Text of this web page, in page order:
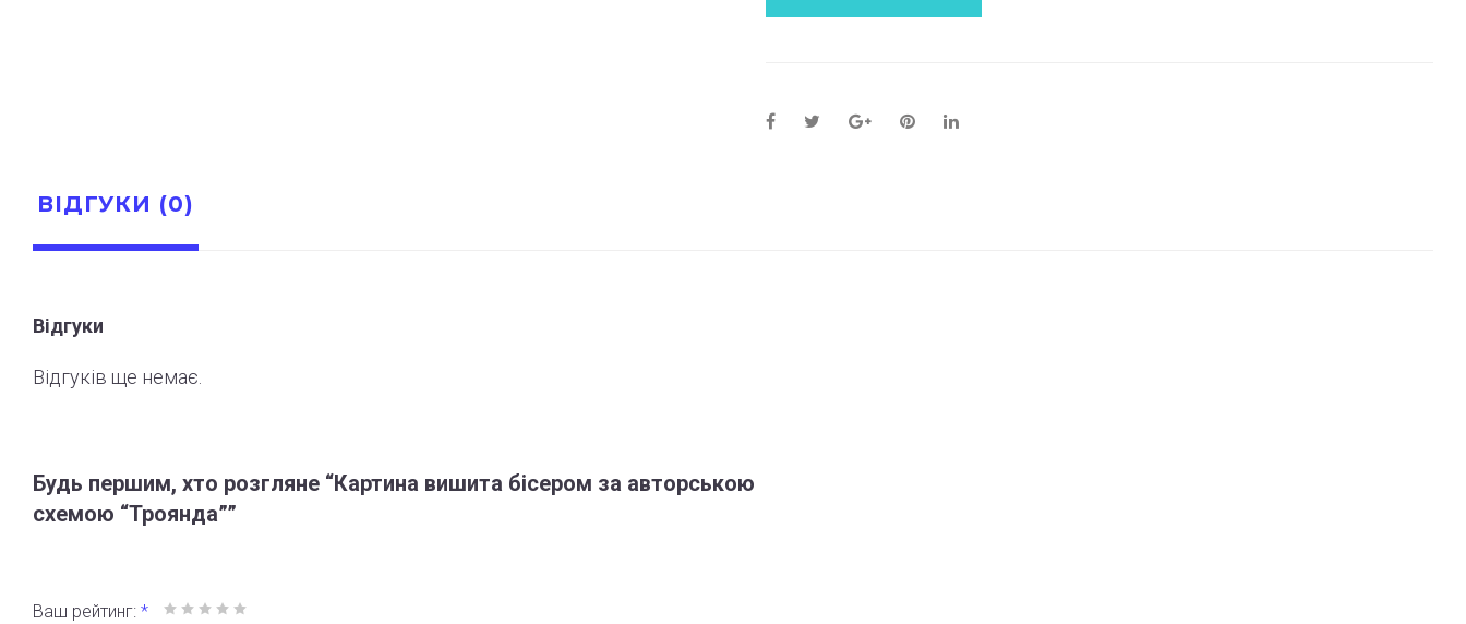
ВІДГУКИ (0)
Відгуки
Відгуків ще немає.
Будь першим, хто розгляне “Картина вишита бісером за авторською
схемою “Троянда””
Ваш рейтинг: *